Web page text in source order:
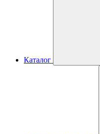
Каталог